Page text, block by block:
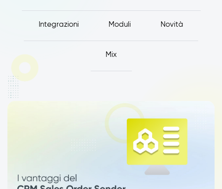
Integrazioni Moduli Novità
Mix